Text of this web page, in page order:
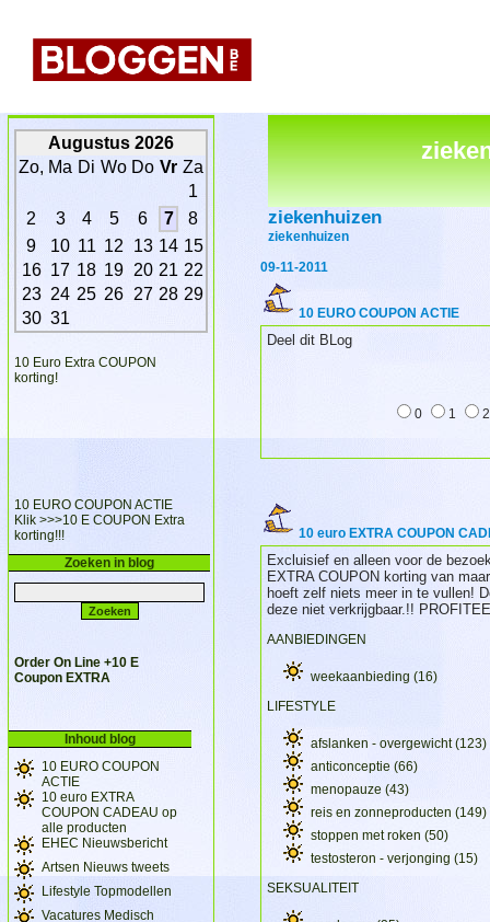
Augustus 2026
Zo, Ma Di Wo Do Vr Za
1
2
3 4 5 6 7
8
9
10 11 12 13 14 15
16 17 18 19 20 21 22
23 24 25 26 27 28 29
30 31
10 Euro Extra COUPON
korting!
10 EURO COUPON ACTIE
Klik >>>10 E COUPON Extra
korting!!!
Zoeken in blog
Order On Line +10 E
Coupon EXTRA
Inhoud blog
10 EURO COUPON
ACTIE
10 euro EXTRA
COUPON CADEAU op
alle producten
EHEC Nieuwsbericht
Artsen Nieuws tweets
Lifestyle Topmodellen
Vacatures Medisch
ziekenhuizen
ziekenhuizen
09-11-2011
10 EURO COUPON ACTIE
Deel dit BLog
0 1
10 euro EXTRA COUPON
Excluisief en alleen voor de
EXTRA COUPON korting van
hoeft zelf niets meer in te vullen!
deze niet verkrijgbaar.!!
AANBIEDINGEN
weekaanbieding (16)
LIFESTYLE
afslanken - overgewicht(123)
anticonceptie (66)
menopauze (43)
reis en zonneproducten (149)
stoppen met roken (50)
testosteron - verjonging (15)
SEKSUALITEIT